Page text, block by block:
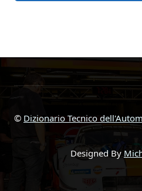
© Dizionario Tecnico
Designed By